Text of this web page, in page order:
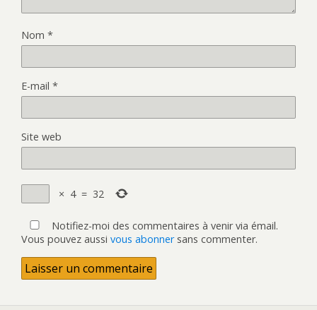
Nom *
E-mail *
Site web
× 4 = 32
Notifiez-moi des commentaires à venir via émail.
Vous pouvez aussi vous abonnersans commenter.